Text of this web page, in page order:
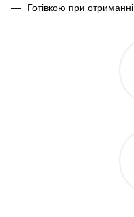
Готівкою при отриманні